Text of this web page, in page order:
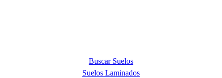
Buscar Suelos
Suelos Laminados